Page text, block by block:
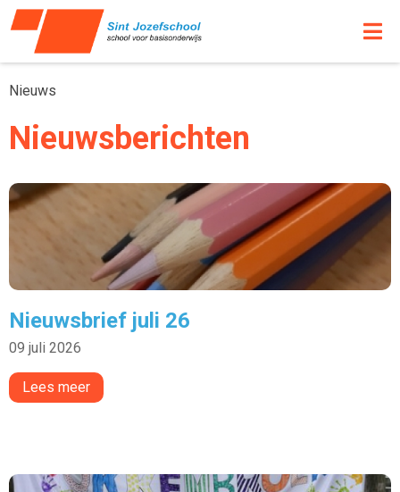
Nieuws
Nieuwsberichten
Nieuwsbrief juli 26
09 juli 2026
Lees meer